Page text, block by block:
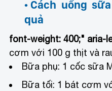
Cách uống
quả
font-weight: 400;" aria-
cơm với 100 g thịt và
Bữa phụ: 1 cốc sữa
Bữa tối: 1 bát cơm